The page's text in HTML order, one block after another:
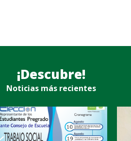
¡Descubre!
Noticias más recientes